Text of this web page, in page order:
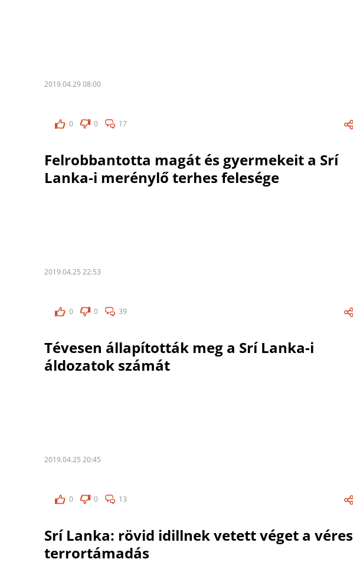
2019.04.29 08:00
0 0 17
Felrobbantotta magát és gyermekeit a Srí
Lanka-i merénylő terhes felesége
2019.04.25 22:53
0 0 39
Tévesen állapították meg a Srí Lanka-i
áldozatok számát
2019.04.25 20:45
0 0 13
Srí Lanka: rövid idillnek vetett véget a véres
terrortámadás